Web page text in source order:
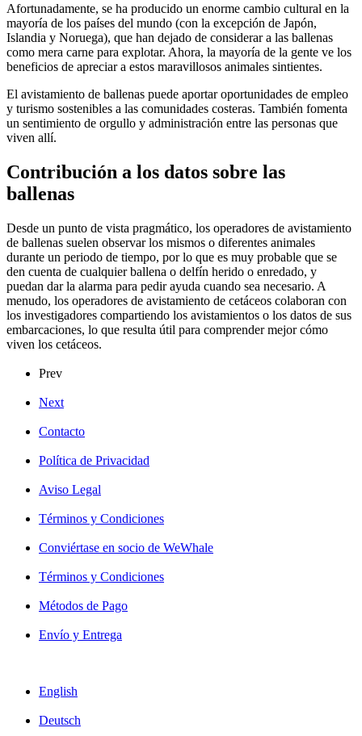
Afortunadamente, se ha producido un enorme cambio cultural en la
mayoría de los países del mundo (con la excepción de Japón,
Islandia y Noruega), que han dejado de considerar a las ballenas
como mera carne para explotar. Ahora, la mayoría de la gente ve los
beneficios de apreciar a estos maravillosos animales sintientes.
El avistamiento de ballenas puede aportar oportunidades de empleo
y turismo sostenibles a las comunidades costeras. También fomenta
un sentimiento de orgullo y administración entre las personas que
viven allí.
Contribución a los datos sobre las
ballenas
Desde un punto de vista pragmático, los operadores de avistamiento
de ballenas suelen observar los mismos o diferentes animales
durante un periodo de tiempo, por lo que es muy probable que se
den cuenta de cualquier ballena o delfín herido o enredado, y
puedan dar la alarma para pedir ayuda cuando sea necesario. A
menudo, los operadores de avistamiento de cetáceos colaboran con
los investigadores compartiendo los avistamientos o los datos de sus
embarcaciones, lo que resulta útil para comprender mejor cómo
viven los cetáceos.
Prev
Next
Contacto
Política de Privacidad
Aviso Legal
Términos y Condiciones
Conviértase en socio de WeWhale
Términos y Condiciones
Métodos de Pago
Envío y Entrega
English
Deutsch